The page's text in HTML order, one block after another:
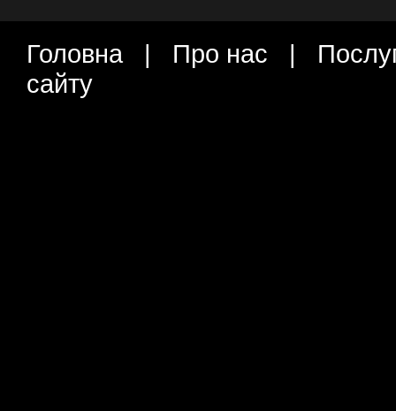
Головна| Про нас |
сайту